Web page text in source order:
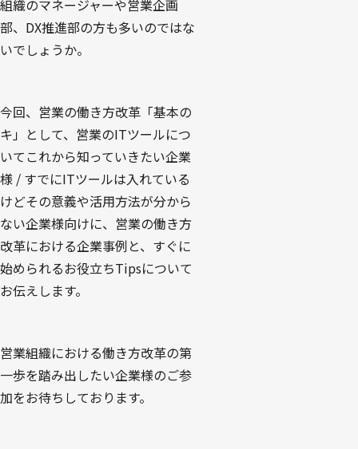
組織のマネージャーや営業企画
部、DX推進部の方も多いのではな
いでしょうか。
今回、営業の働き方改革「基本の
キ」として、営業のITツールにつ
いてこれから知っていきたい企業
様 / すでにITツールは入れている
けどその意義や活用方法が分から
ない企業様向けに、営業の働き方
改革における企業事例と、すぐに
始められるお役立ちTipsについて
お伝えします。
営業組織における働き方改革の第
一歩を踏み出したい企業様のご参
加をお待ちしております。